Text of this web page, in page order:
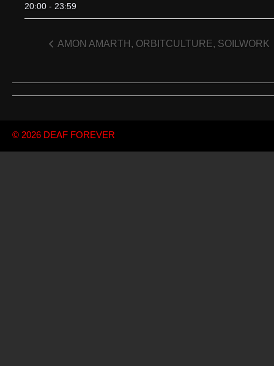
20:00 - 23:59
AMON AMARTH, ORBITCULTURE, SOILWORK
© 2026 DEAF FOREVER